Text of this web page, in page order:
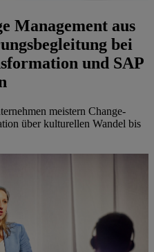
Management aus
bei
und SAP
meistern Change-
über kulturellen Wandel bis